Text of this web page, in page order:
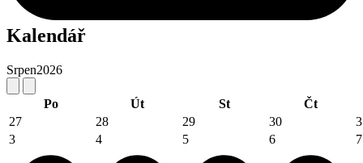
Kalendář
Srpen2026
Po Út St
Čt
27
28 29 30
3
4 5 6 7